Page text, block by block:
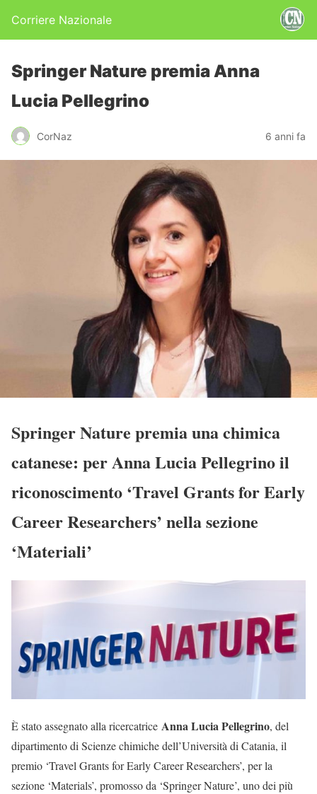
Corriere Nazionale
Springer Nature premia Anna
Lucia Pellegrino
CorNaz 6 anni fa
Springer Nature premia una chimica
catanese: per Anna Lucia Pellegrino il
riconoscimento ‘Travel Grants for Early
Career Researchers’ nella sezione
‘Materiali’
È stato assegnato alla ricercatrice Anna Lucia Pellegrino, del
dipartimento di Scienze chimiche dell’Università di Catania, il
premio ‘Travel Grants for Early Career Researchers’, per la
sezione ‘Materials’, promosso da ‘Springer Nature’, uno dei più